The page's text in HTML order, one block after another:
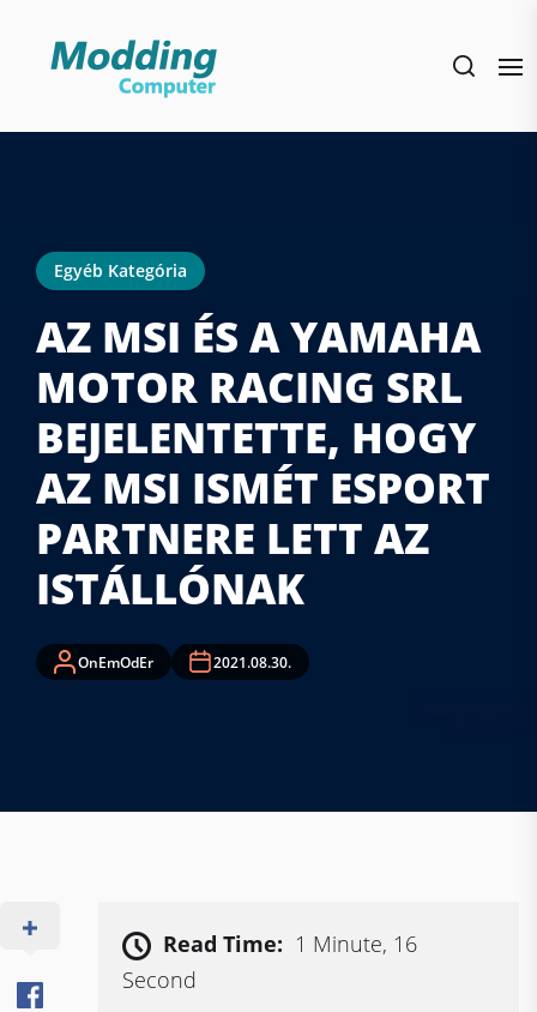
Egyéb Kategória
AZ MSI ÉS A YAMAHA
MOTOR RACING SRL
BEJELENTETTE, HOGY
AZ MSI ISMÉT ESPORT
PARTNERE LETT AZ
ISTÁLLÓNAK
OnEmOdEr 2021.08.30.
Read Time: 1 Minute, 16
Second